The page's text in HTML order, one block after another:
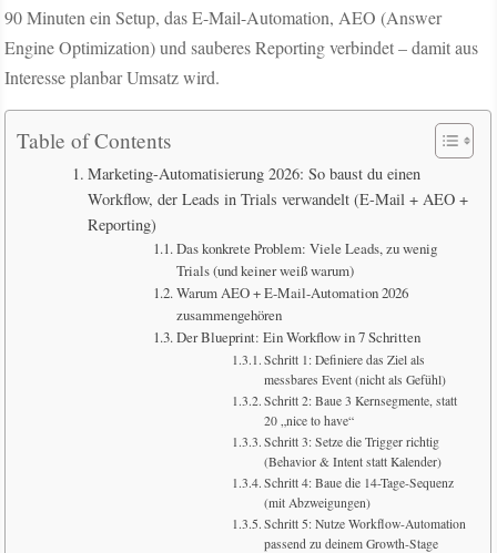
90 Minuten ein Setup, das E-Mail-Automation, AEO (Answer
Engine Optimization) und sauberes Reporting verbindet – damit aus
Interesse planbar Umsatz wird.
Table of Contents
Marketing-Automatisierung 2026: So baust du einen
Workflow, der Leads in Trials verwandelt (E-Mail + AEO +
Reporting)
Das konkrete Problem: Viele Leads, zu wenig
Trials (und keiner weiß warum)
Warum AEO + E-Mail-Automation 2026
zusammengehören
Der Blueprint: Ein Workflow in 7 Schritten
Schritt 1: Definiere das Ziel als
messbares Event (nicht als Gefühl)
Schritt 2: Baue 3 Kernsegmente, statt
20 „nice to have“
Schritt 3: Setze die Trigger richtig
(Behavior & Intent statt Kalender)
Schritt 4: Baue die 14-Tage-Sequenz
(mit Abzweigungen)
Schritt 5: Nutze Workflow-Automation
passend zu deinem Growth-Stage